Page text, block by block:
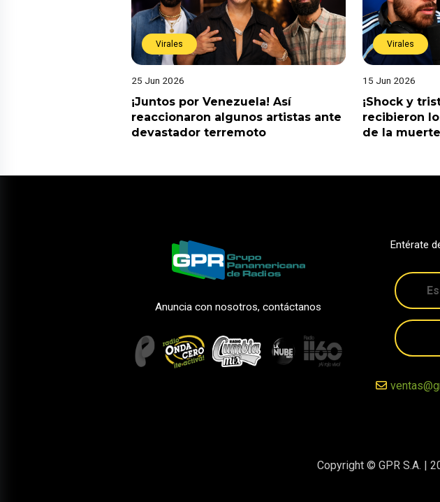
Virales
25 Jun 2026
¡Juntos por Venezuela! Así
reaccionaron algunos artistas ante
devastador terremoto
Virales
15 Jun 2026
¡Shock y
recibieron
de la
Anuncia con nosotros, contáctanos
Entérate
Copyright © GPR S.A. |